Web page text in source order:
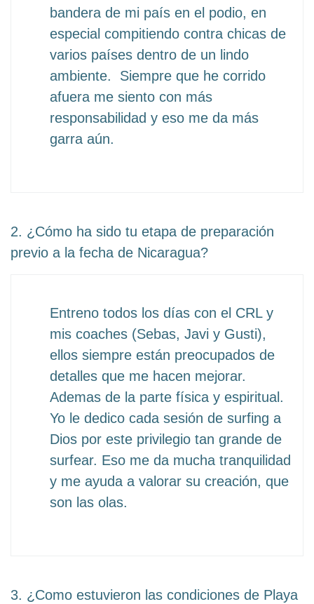
bandera de mi país en el podio, en
especial compitiendo contra chicas de
varios países dentro de un lindo
ambiente. Siempre que he corrido
afuera me siento con más
responsabilidad y eso me da más
garra aún.
2. ¿Cómo ha sido tu etapa de preparación
previo a la fecha de Nicaragua?
Entreno todos los días con el CRL y
mis coaches (Sebas, Javi y Gusti),
ellos siempre están preocupados de
detalles que me hacen mejorar.
Ademas de la parte física y espiritual.
Yo le dedico cada sesión de surfing a
Dios por este privilegio tan grande de
surfear. Eso me da mucha tranquilidad
y me ayuda a valorar su creación, que
son las olas.
3. ¿Como estuvieron las condiciones de Playa